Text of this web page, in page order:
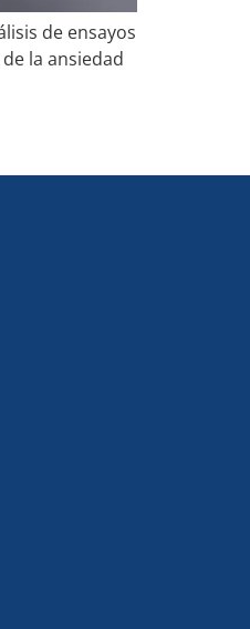
de ensayos
la ansiedad